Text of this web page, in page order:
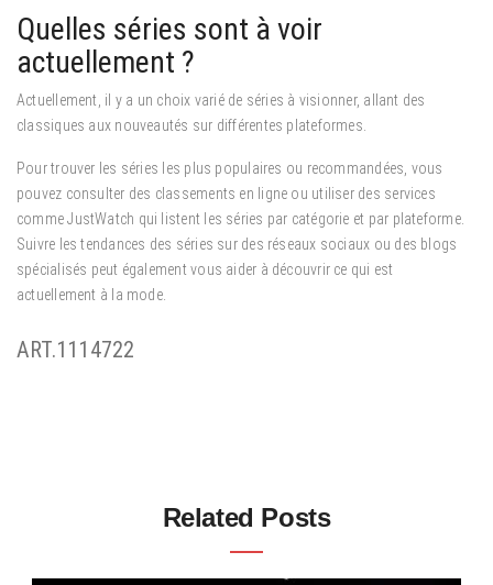
Quelles séries sont à voir
actuellement ?
Actuellement, il y a un choix varié de séries à visionner, allant des
classiques aux nouveautés sur différentes plateformes.
Pour trouver les séries les plus populaires ou recommandées, vous
pouvez consulter des classements en ligne ou utiliser des services
comme JustWatch qui listent les séries par catégorie et par plateforme.
Suivre les tendances des séries sur des réseaux sociaux ou des blogs
spécialisés peut également vous aider à découvrir ce qui est
actuellement à la mode.
ART.1114722
Related Posts